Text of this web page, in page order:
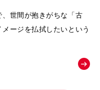
世間が抱きがちな「古
ージを払拭したいという
れる「新品以上の価値」